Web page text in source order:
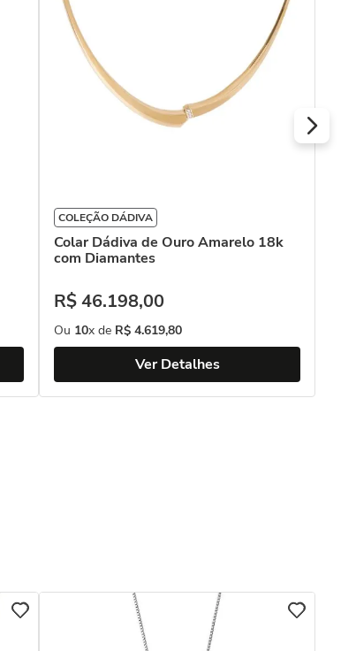
COLEÇÃO DÁDIVA
Colar Dádiva de Ouro Amarelo 18k
com Diamantes
R$46.198,00
Ou 10x de R$ 4.619,80
Ver Detalhes